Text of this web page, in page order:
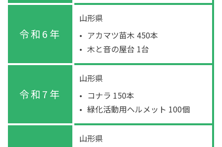
令和6年
山形県
アカマツ苗木 450本
木と音の屋台 1台
令和7年
山形県
コナラ 150本
緑化活動用ヘルメット 100個
山形県